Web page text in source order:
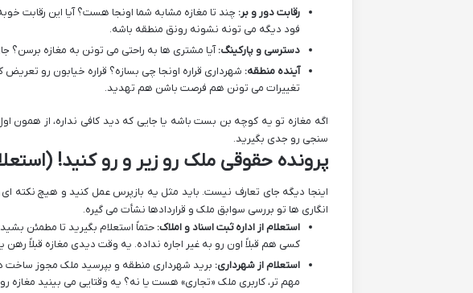
رقابت دور و بر: چند تا مغازه مشابه شما اونجا هست؟ آیا این رقابت
فود دیگه می تونه نشونه رونق منطقه باشه.
دسترسی و پارکینگ:آیا مشتری ها به راحتی می تونن به مغازه برسن؟
آینده منطقه: شهرداری قراره اونجا چی بسازه؟ قراره خیابون رو
تغییرات می تونن هم فرصت باشن هم تهدید.
اگه مغازه تو یه کوچه بن بست باشه یا جایی که دید کافی نداره، از
سنجی رو جدی بگیرید.
پرونده حقوقی ملک رو زیر و رو کنید!
اینجا دیگه جای تعارف نیست. باید مثل یه بازپرس عمل کنید و هیچ نکته
انگاری ها تو بررسی سوابق ملک و قراردادها نشأت می گیره.
استعلام از اداره ثبت اسناد و املاک: حتماً استعلام بگیرید تا مطمئن
کسی هم قبلاً اون رو به غیر اجاره نداده. یه وقت دیدی مغازه قبلاً رهن
استعلام از شهرداری: برید شهرداری منطقه و بپرسید ملک مجوز ساخت
مهم تر، کاربری ملک «تجاری» هست یا نه؟ یه وقتایی می بینید مغازه